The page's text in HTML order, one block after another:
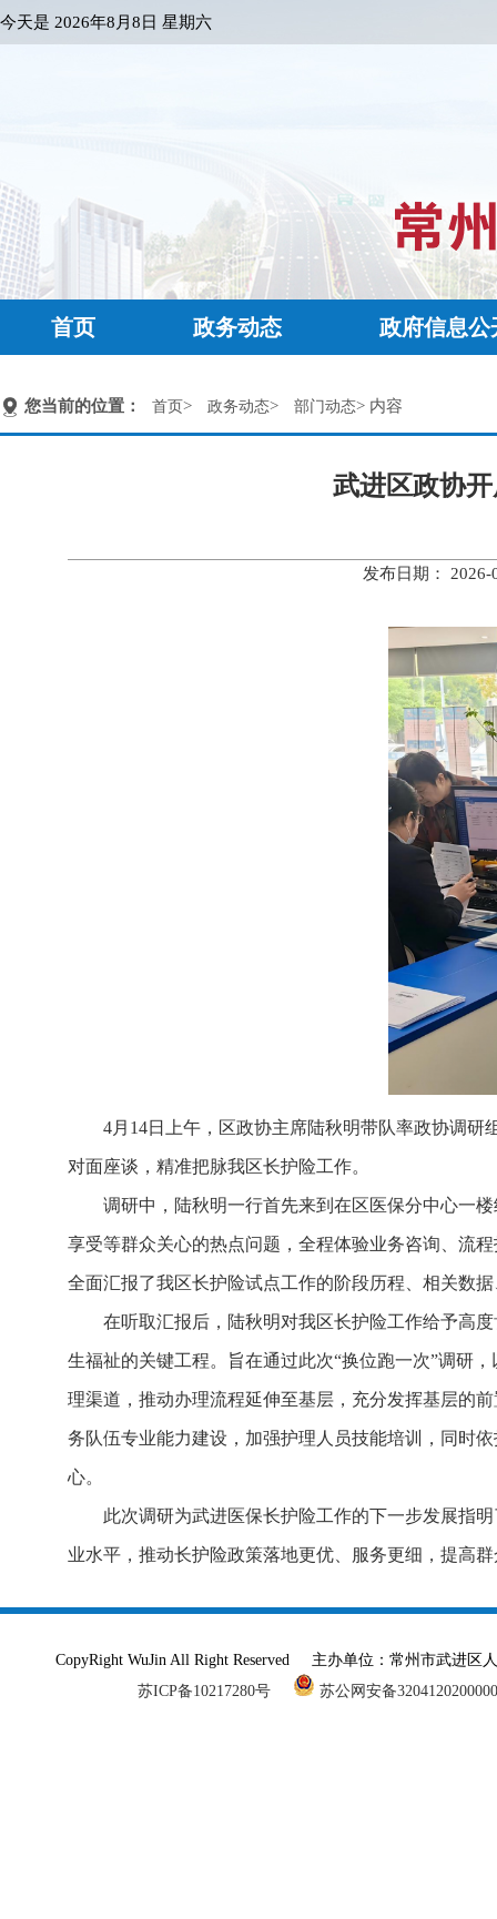
今天是 2026年8月8日 星期六
首页 政务动态 政府信息公
您当前的位置： 首页> 政务动态> 部门动态> 内容
武进区政协
发布日期：
4月14日上午，区政协主席陆秋明带队率政协调研
对面座谈，精准把脉我区长护险工作。
调研中，陆秋明一行首先来到在区医保分中心一
享受等群众关心的热点问题，全程体验业务咨询、流
全面汇报了我区长护险试点工作的阶段历程、相关数
在听取汇报后，陆秋明对我区长护险工作给予高
生福祉的关键工程。旨在通过此次“换位跑一次”调研
理渠道，推动办理流程延伸至基层，充分发挥基层的
务队伍专业能力建设，加强护理人员技能培训，同时
心。
此次调研为武进医保长护险工作的下一步发展指
业水平，推动长护险政策落地更优、服务更细，提高
CopyRight WuJin All Right Reserved 主办单位：常州市武进
苏ICP备10217280号
苏公网安备